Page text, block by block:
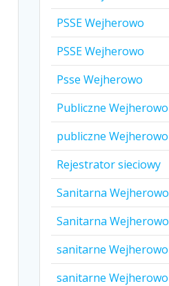
PSSE Wejherowo
PSSE Wejherowo
Psse Wejherowo
Publiczne Wejherowo
publiczne Wejherowo
Rejestrator sieciowy
Sanitarna Wejherowo
Sanitarna Wejherowo
sanitarne Wejherowo
sanitarne Wejherowo